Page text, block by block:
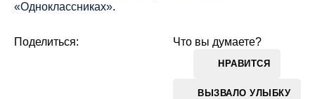
«Одноклассниках».
Что вы думаете?
НРАВИТСЯ
ВЫЗВАЛО УЛЫБКУ
Поделиться: